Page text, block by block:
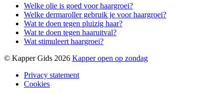
Welke olie is goed voor haargroei?
Welke dermaroller gebruik je voor haargroei?
Wat te doen tegen pluizig haar?
Wat te doen tegen haaruitval?
Wat stimuleert haargroei?
© Kapper Gids 2026 Kapper open op zondag
Privacy statement
Cookies